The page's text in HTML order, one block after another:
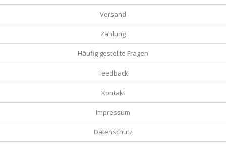
Versand
Zahlung
Häufig gestellte Fragen
Feedback
Kontakt
Impressum
Datenschutz